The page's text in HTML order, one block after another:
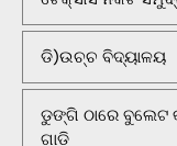
ଡି)ଉଚ୍ଚ ବିଦ୍ୟାଳୟ
ଡୁଙ୍ଗି ଠାରେ ବୁଲେଟ
ଗାଡି